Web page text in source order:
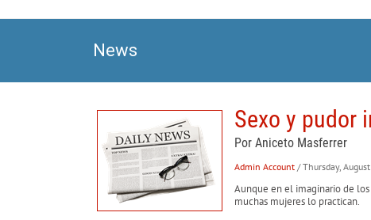
News
Sexo y pudor
Por Aniceto Masferrer
Admin Account / Thursday,
Aunque en el imaginario de
muchas mujeres lo practican.